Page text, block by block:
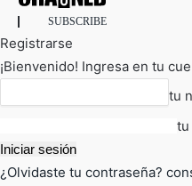
SUBSCRIBE
Registrarse
¡Bienvenido! Ingresa en tu
tu
tu
¿Olvidaste tu contraseña?